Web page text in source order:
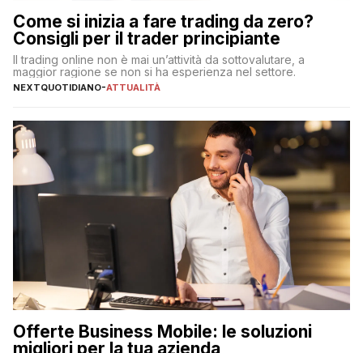
Come si inizia a fare trading da zero?
Consigli per il trader principiante
Il trading online non è mai un’attività da sottovalutare, a
maggior ragione se non si ha esperienza nel settore.
NEXTQUOTIDIANO-ATTUALITÀ
Offerte Business Mobile: le soluzioni
migliori per la tua azienda